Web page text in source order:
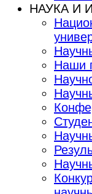
НАУКА И
Наши